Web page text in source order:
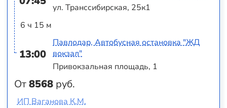
6 ч 15 м
13:00
От8568 руб.
ул. Транссибирская, 25к1
Павлодар, Автобусная остановка "ЖД
вокзал"
Привокзальная площадь, 1
ИП Ваганова К.М.